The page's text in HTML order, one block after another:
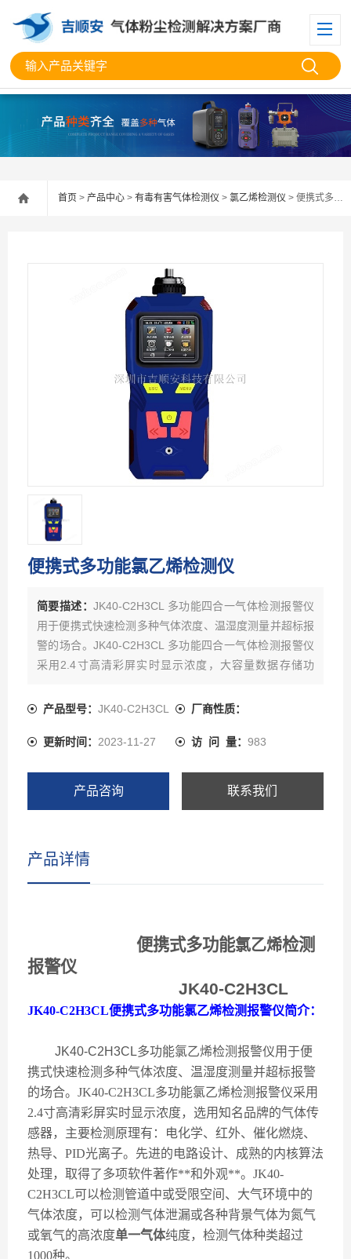
首页 > 产品中心 > 有毒有害气体检测仪 > 氯乙烯检测仪 > 便携式多功能氯乙烯检测仪
便携式多功能氯乙烯检测仪
简要描述：JK40-C2H3CL 多功能四合一气体检测报警仪
用于便携式快速检测多种气体浓度、温湿度测量并超标报
警的场合。JK40-C2H3CL 多功能四合一气体检测报警仪
采用2.4寸高清彩屏实时显示浓度，大容量数据存储功
时存储、定时存储，或只存报警浓度数据和时间、支持本
脑，用上位机软件分析数据和存储、打印，三种显示模式
气体的浓度、实时曲线，各通道之间自动循环或手动循环
1000种。
产品型号： JK40-C2H3CL 厂商性质：
更新时间： 2023-11-27 访 问 量： 983
产品咨询 联系我们
产品详情
便携式多功能氯乙烯检测
报警仪
JK40-C2H3CL
JK40-C2H3CL便携式多功能氯乙烯检测报警仪简介：
JK40-C2H3CL多功能氯乙烯检测报警仪用于便
携式快速检测多种气体浓度、温湿度测量并超标报警
的场合。 JK40-C2H3CL多功能氯乙烯检测报警仪采用
2.4寸高清彩屏实时显示浓度，选用知名品牌的气体传
感器，主要检测原理有：电化学、红外、催化燃烧、
热导、 PID光离子。先进的电路设计、成熟的内核算法
处理，取得了多项软件著作**和外观**。 JK40-
C2H3CL可以检测管道中或受限空间、大气环境中的
气体浓度，可以检测气体泄漏或各种背景气体为氮气
或氧气的高浓度单一气体纯度，检测气体种类超过
1000种。